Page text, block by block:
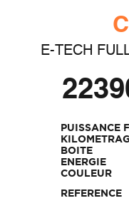
E-TECH
PUISSANCE
BOITE
ENERGIE
COULEUR
REFERENCE